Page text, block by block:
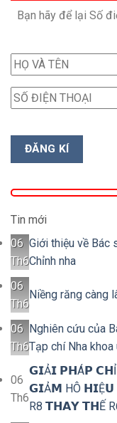
Bạn hãy để lại Số
Tin mới
06
Th6
Giới thiệu về Bác
Chỉnh nha
06
Th6
Niềng răng càng
06
Th6
Nghiên cứu của
Tạp chí Nha khoa
06
Th6
𝗚𝗜Ả𝗜 𝗣𝗛Á𝗣
𝗚𝗜Ả𝗠 HÔ
R8 𝗧𝗛𝗔𝗬 𝗧𝗛Ế